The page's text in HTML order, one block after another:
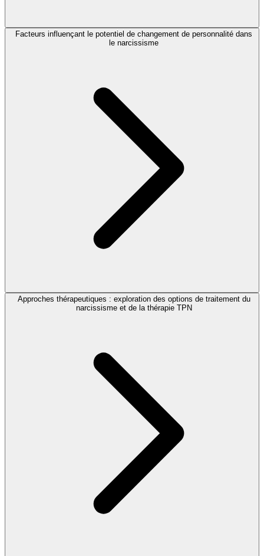
Facteurs influençant le potentiel de changement de personnalité dans
le narcissisme
Approches thérapeutiques : exploration des options de traitement du
narcissisme et de la thérapie TPN